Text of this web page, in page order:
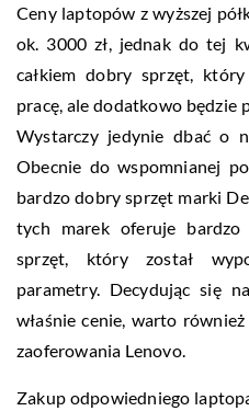
Ceny laptopów z wyższej
ok. 3000 zł, jednak do tej
całkiem dobry sprzęt,
pracę, ale dodatkowo będzie
Wystarczy jedynie dbać o
Obecnie do wspomnianej
bardzo dobry sprzęt marki
tych marek oferuje
sprzęt, który został
parametry. Decydując się
właśnie cenie, warto
zaoferowania Lenovo.
Zakup odpowiedniego